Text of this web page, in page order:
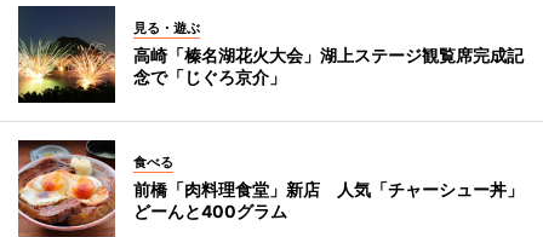
見る・遊ぶ
高崎「榛名湖花火大会」湖上ステージ観覧席完成記
念で「じぐろ京介」
食べる
前橋「肉料理食堂」新店 人気「チャーシュー丼」
どーんと400グラム